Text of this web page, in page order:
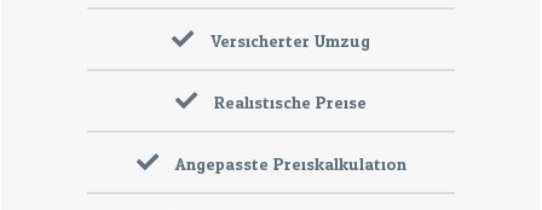
Versicherter Umzug
Realistische Preise
Angepasste Preiskalkulation